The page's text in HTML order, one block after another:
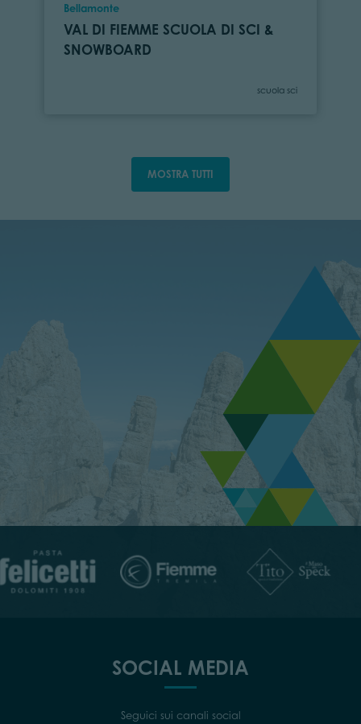
Località
Bellamonte
VAL DI FIEMME SCUOLA DI SCI &
SNOWBOARD
Categoria
scuola sci
MOSTRA TUTTI
SOCIAL MEDIA
Seguici sui canali social